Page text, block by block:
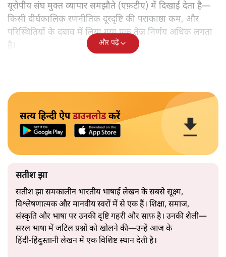
यूरोपीय संघ मुक्त व्यापार समझौते (एफ़टीए) में दिखाई देता है—
किसी दीर्घकालिक रणनीतिक दूरदृष्टि की पराकाष्ठा कम, और
परिस्थितियों के दबाव में लिया गया एक तेज़ निर्णय अधिक लगता
है।
और पढ़ें
सत्य हिन्दी ऐपडाउनलोडकरें
सतीश झा
सतीश झा समकालीन भारतीय भाषाई लेखन के सबसे सूक्ष्म,
विश्लेषणात्मक और मानवीय स्वरों में से एक हैं। शिक्षा, समाज,
संस्कृति और भाषा पर उनकी दृष्टि गहरी और साफ़ है। उनकी शैली—
सरल भाषा में जटिल प्रश्नों को खोलने की—उन्हें आज के
हिंदी‑हिंदुस्तानी लेखन में एक विशिष्ट स्थान देती है।